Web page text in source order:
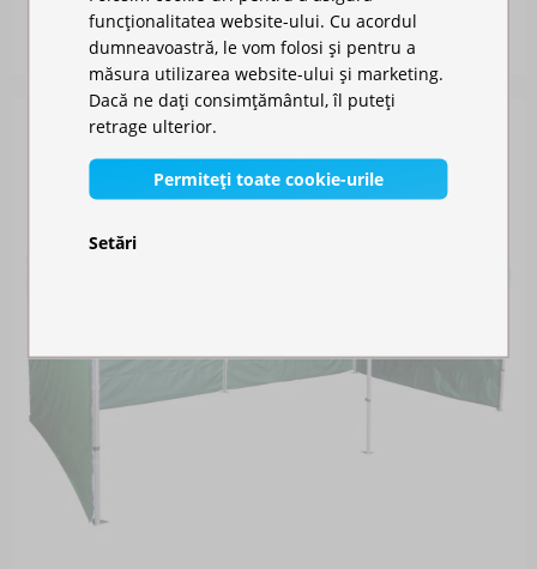
Disponibil în stoc
4.211,00 RON
funcționalitatea website-ului. Cu acordul
dumneavoastră, le vom folosi și pentru a
măsura utilizarea website-ului și marketing.
Dacă ne dați consimțământul, îl puteți
retrage ulterior.
Permiteți toate cookie-urile
Setări